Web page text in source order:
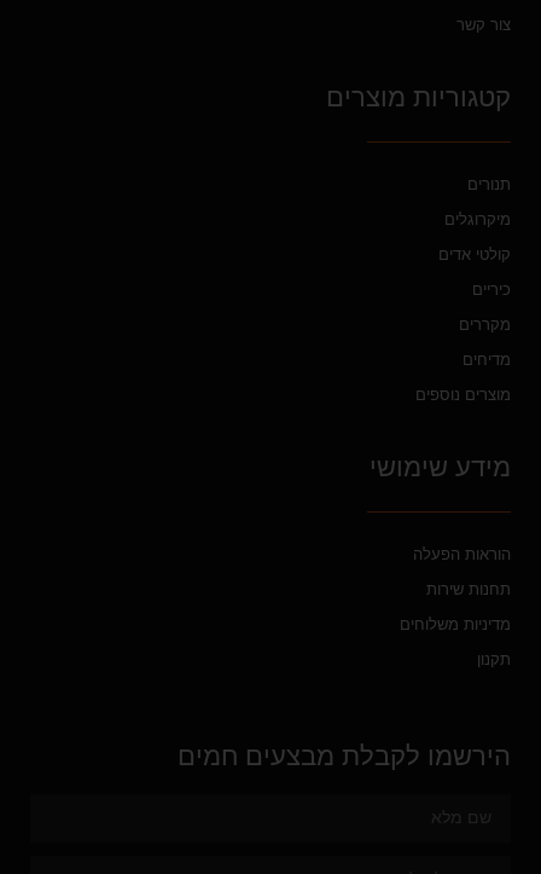
צור קשר
קטגוריות מוצרים
תנורים
מיקרוגלים
קולטי אדים
כיריים
מקררים
מדיחים
מוצרים נוספים
מידע שימושי
הוראות הפעלה
תחנות שירות
מדיניות משלוחים
תקנון
הירשמו לקבלת מבצעים חמים